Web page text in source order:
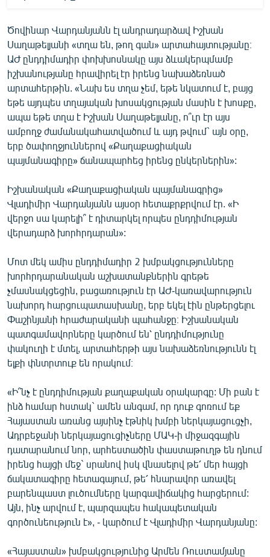
Ծովինար Վարդանյանն էլ անդրադարձավ Իշխան
Սաղաթելյանի «տղա են, թող գան» արտահայտությանը։
ԱԺ ընդդիմադիր փոխխոսնակը այս ձևակերպմամբ
իշխանությանը հրավիրել էր իրենց նախաձեռնած
արտահերթին. «Նախ ես տղա չեմ, եթե նկատում է, բայց
եթե այդպես տղայական խոսակցության մասին է խոսքը,
ապա եթե տղա է Իշխան Սաղաթելյանը, ո՞ւր էր այս
ամբողջ ժամանակահատվածում և այդ թվում` այն օրը,
երբ ծափողջյուններով «Քաղաքացիական
պայմանագիրը» ճանապարհեց իրենց ընկերներին»:
Իշխանական «Քաղաքացիական պայմանագրից»
Վլադիմիր Վարդանյանն այսօր հետաքրքրվում էր. «Ի
վերջո սա կարելի՞ է դիտարկել որպես ընդդիմության
վերադարձ խորհրդարան»:
Մոտ մեկ ամիս ընդդիմադիր 2 խմբակցությունները
խորհրդարանական աշխատանքներին գրեթե
չմասնակցեցին, բացառություն էր ԱԺ-կառավարություն
նախորդ հարցուպատասխանը, երբ եկել էին ընթերցելու
Փաշինյանի հրաժարականի պահանջը։ Իշխանական
պատգամավորները կարծում են՝ ընդդիմությունը
փակուղի է մտել, արտահերթի այս նախաձեռնությունն էլ
ելքի փնտրտուք են որակում։
«Ի՞նչ է ընդդիմության քաղաքական օրակարգը: Մի բան է
ինձ համար հստակ` ամեն անգամ, որ դուք գոռում եք
Հայաստան առանց այսինչ էթնիկ խմբի ներկայացուցչի,
Ադրբեջանի ներկայացուցիչները ՄԱԿ-ի միջազգային
դատարանում նոր, արհեստածին փաստաթուղթ են դնում
իրենց հայցի մեջ` սրանով իսկ վնասելով թե՛ մեր հայցի
ճակատագիրը հետագայում, թե՛ հնարավոր առավել
բարենպաստ լուծումները կարգավիճակից հարցերում:
Այն, ինչ արվում է, պարզապես հակապետական
գործունեություն է», - կարծում է Վլադիմիր Վարդանյանը:
«Հայաստան» խմբակցությունից Արմեն Ռուստամյանը